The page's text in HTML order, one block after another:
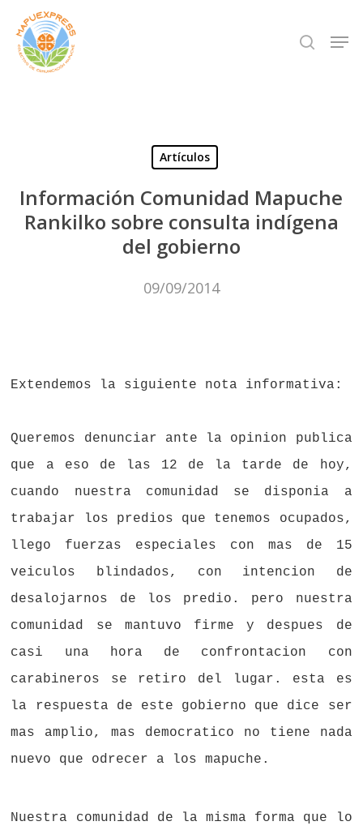
Skip
main
search
Artículos
Información Comunidad Mapuche
Rankilko sobre consulta indígena
del gobierno
09/09/2014
Extendemos la siguiente nota informativa:
Queremos denunciar ante la opinion publica
que a eso de las 12 de la tarde de hoy,
cuando nuestra comunidad se disponia a
trabajar los predios que tenemos ocupados,
llego fuerzas especiales con mas de 15
veiculos blindados, con intencion de
desalojarnos de los predio. pero nuestra
comunidad se mantuvo firme y despues de
casi una hora de confrontacion con
carabineros se retiro del lugar. esta es
la respuesta de este gobierno que dice ser
mas amplio, mas democratico no tiene nada
nuevo que odrecer a los mapuche.
Nuestra comunidad de la misma forma que lo
Close